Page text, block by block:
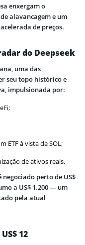
enxergam o
alavancagem e um
de preços.
do Deepseek
uma das
seu topo histórico e
impulsionada por:
ETF à vista de SOL;
de ativos reais.
negociado perto de US$
a US$ 1.200 — um
pela atual
12